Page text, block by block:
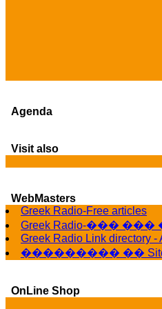
Agenda
Visit also
WebMasters
Greek Radio-Free articles
Greek Radio-���
Greek Radio Link directory -
��������� ��
OnLine Shop